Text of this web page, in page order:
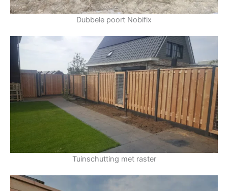
Dubbele poort Nobifix
Tuinschutting met raster